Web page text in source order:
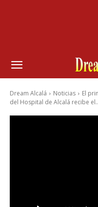
Dream Alcalá Noticias
El
del Hospital de Alcalá recibe